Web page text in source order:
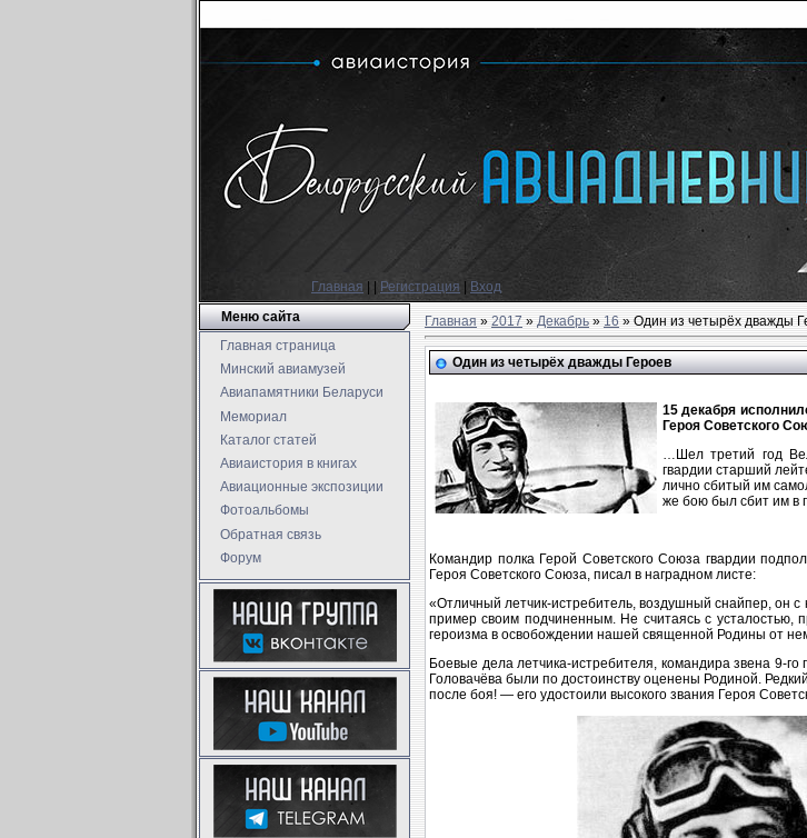
Главная Регистрация
Вход
Меню сайта
Главная страница
Минский авиамузей
Авиапамятники Беларуси
Мемориал
Каталог статей
Авиаистория в книгах
Авиационные экспозиции
Фотоальбомы
Обратная связь
Форум
Главная»2017 » Декабрь » 16» Один из четырёх дважды
Один из четырёх дважды Героев
15 декабря
Героя Советского
…Шел третий год
гвардии старший
лично сбитый им
же бою был сбит им в
Командир полка Герой Советского Союза гвардии
Героя Советского Cоюза, писал в наградном листе:
«Отличный летчик-истребитель, воздушный снайпер, он с
пример своим подчиненным. Не считаясь с усталостью,
героизма в освобождении нашей священной Родины от
Боевые дела летчика-истребителя, командира звена
Головачёва были по достоинству оценены Родиной.
после боя! — его удостоили высокого звания Героя